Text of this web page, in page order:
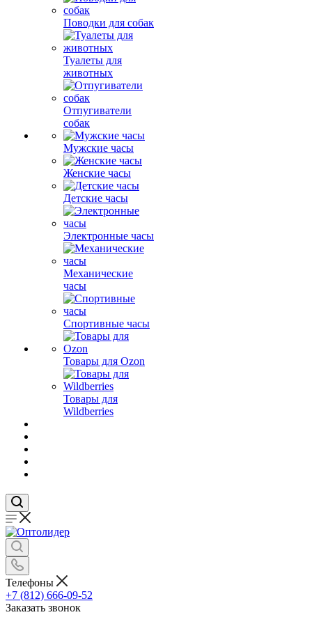
Поводки для собак
Туалеты для
животных
Отпугиватели
собак
Мужские часы
Женские часы
Детские часы
Электронные часы
Механические
часы
Спортивные часы
Товары для Ozon
Товары для
Wildberries
Телефоны
+7 (812) 666-09-52
Заказать звонок